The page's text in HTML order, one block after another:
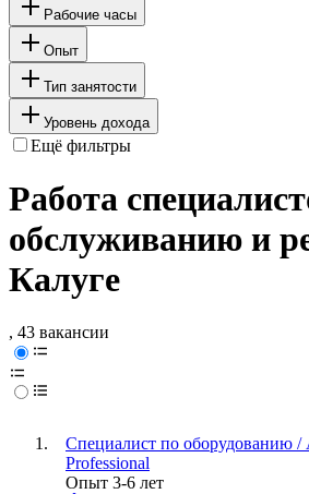
Рабочие часы
Опыт
Тип занятости
Уровень дохода
Ещё фильтры
Работа
обслуживанию и
Калуге
, 43 вакансии
Специалист по оборудованию /
Professional
Опыт 3-6 лет